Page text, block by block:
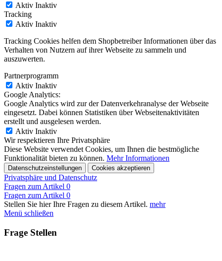
Aktiv Inaktiv
Tracking
Aktiv Inaktiv
Tracking Cookies helfen dem Shopbetreiber Informationen über das
Verhalten von Nutzern auf ihrer Webseite zu sammeln und
auszuwerten.
Partnerprogramm
Aktiv Inaktiv
Google Analytics:
Google Analytics wird zur der Datenverkehranalyse der Webseite
eingesetzt. Dabei können Statistiken über Webseitenaktivitäten
erstellt und ausgelesen werden.
Aktiv Inaktiv
Wir respektieren Ihre Privatsphäre
Diese Website verwendet Cookies, um Ihnen die bestmögliche
Funktionalität bieten zu können. Mehr Informationen
Datenschutzeinstellungen Cookies akzeptieren
Privatsphäre und Datenschutz
Fragen zum Artikel 0
Fragen zum Artikel 0
Stellen Sie hier Ihre Fragen zu diesem Artikel. mehr
Menü schließen
Frage Stellen